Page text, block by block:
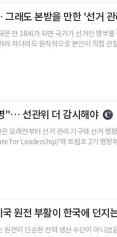
래도 본받을 만한 '선거
만 18세가 되면 국가가 선거인 명부
라 하더라도 원칙적으로 본인이 직접 관
"… 선관위 더 감시해야
오래전부터 선거 관리 기구와 선거 행
for Leadership)’와 트럼프 2기 행정
원전 부활이 한국에 던지
원전이 단순한 전력 생산 수단이 아니었